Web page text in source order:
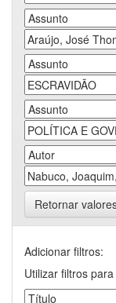
Retornar
Adicionar filtros:
Utilizar filtros